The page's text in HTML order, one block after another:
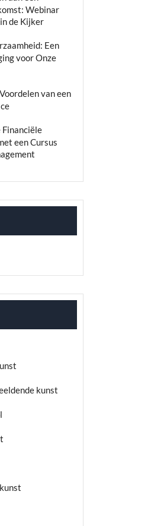
Webinar
de Kijker
Een
voor Onze
van een
een Cursus
kunst